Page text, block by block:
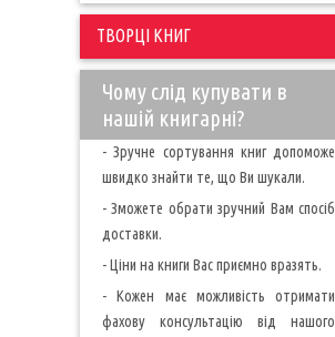
ТВОРЦІ КНИГ
Чому слід купувати в
нашій книгарні?
- Зручне сортування книг допоможе
швидко знайти те, що Ви шукали.
- Зможете обрати зручний Вам спосіб
доставки.
- Ціни на книги Вас приємно вразять.
- Кожен має можливість отримати
фахову консультацію від нашого